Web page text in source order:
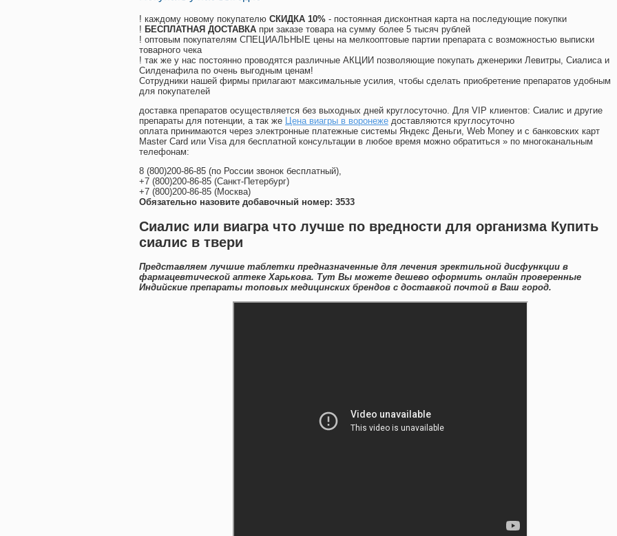
! каждому новому покупателю СКИДКА 10% - постоянная дисконтная карта на последующие покупки
! БЕСПЛАТНАЯ ДОСТАВКА при заказе товара на сумму более 5 тысяч рублей
! оптовым покупателям СПЕЦИАЛЬНЫЕ цены на мелкооптовые партии препарата с возможностью выписки
товарного чека
! так же у нас постоянно проводятся различные АКЦИИ позволяющие покупать дженерики Левитры, Сиалиса и
Силденафила по очень выгодным ценам!
Cотрудники нашей фирмы прилагают максимальные усилия, чтобы сделать приобретение препаратов удобным
для покупателей
доставка препаратов осуществляется без выходных дней круглосуточно. Для VIP клиентов: Сиалис и другие
препараты для потенции, а так же Цена виагры в воронеже доставляются круглосуточно
оплата принимаются через электронные платежные системы Яндекс Деньги, Web Money и с банковских карт
Master Card или Visa для бесплатной консультации в любое время можно обратиться » по многоканальным
телефонам:
8 (800)200-86-85 (по России звонок бесплатный),
+7 (800)200-86-85 (Санкт-Петербург)
+7 (800)200-86-85 (Москва)
Обязательно назовите добавочный номер: 3533
Сиалис или виагра что лучше по вредности для организма Купить
сиалис в твери
Представляем лучшие таблетки предназначенные для лечения эректильной дисфункции в
фармацевтической аптеке Харькова. Тут Вы можете дешево оформить онлайн проверенные
Индийские препараты топовых медицинских брендов с доставкой почтой в Ваш город.